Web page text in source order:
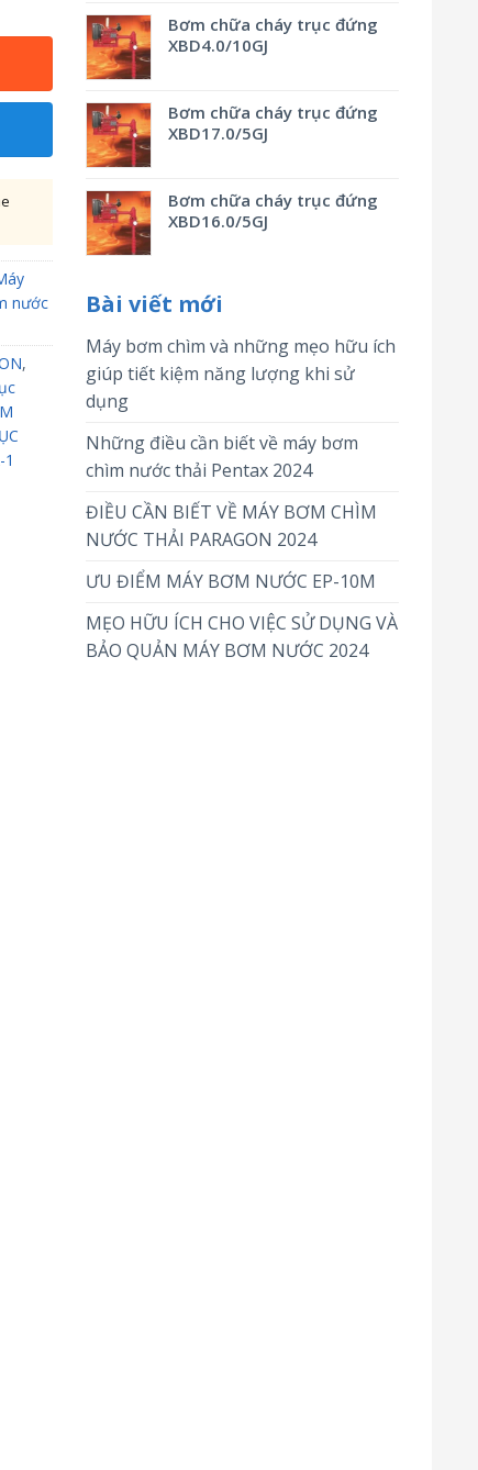
Bơm chữa cháy trục đứng
XBD4.0/10GJ
Bơm chữa cháy trục đứng
XBD17.0/5GJ
Bơm chữa cháy trục đứng
XBD16.0/5GJ
Bài viết mới
Máy bơm chìm và những mẹo hữu ích
giúp tiết kiệm năng lượng khi sử
dụng
Những điều cần biết về máy bơm
chìm nước thải Pentax 2024
ĐIỀU CẦN BIẾT VỀ MÁY BƠM CHÌM
NƯỚC THẢI PARAGON 2024
ƯU ĐIỂM MÁY BƠM NƯỚC EP-10M
MẸO HỮU ÍCH CHO VIỆC SỬ DỤNG VÀ
BẢO QUẢN MÁY BƠM NƯỚC 2024
nước
,